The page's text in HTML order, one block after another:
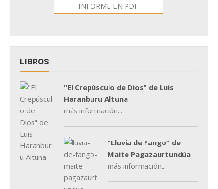
INFORME EN PDF
LIBROS
"El Crepúsculo de Dios" de Luis
Haranburu Altuna
más información...
"Lluvia de Fango” de
Maite Pagazaurtundúa
más información...